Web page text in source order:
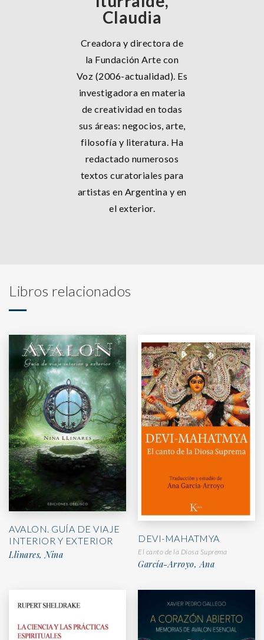
Claudia
Creadora y directora de
la Fundación Arte con
Voz (2006-actualidad). Es
investigadora en materia
de creatividad en todas
sus áreas: negocios, arte,
filosofía y literatura. Ha
redactado numerosos
textos curatoriales para
artistas en Argentina y en
el exterior.
Libros relacionados
AVALON. GUÍA DE VIAJE
INTERIOR Y EXTERIOR
Llinares, Nina
DEVI-MAHATMYA
El canto de la Diosa Suprema
García-Arroyo, Ana